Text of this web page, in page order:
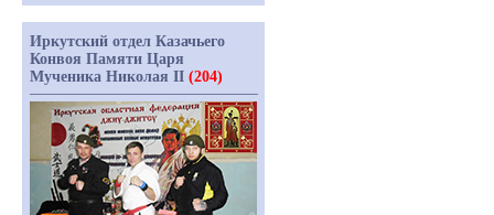
Иркутский отдел Казачьего
Конвоя Памяти Царя
Мученика Николая II (204)